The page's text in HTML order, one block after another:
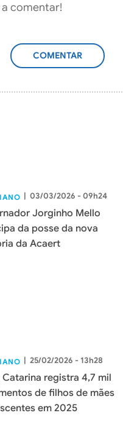
comentar!
ADICIONAR
| 03/03/2026 - 09h24
Jorginho Mello
da posse da nova
da Acaert
| 25/02/2026 - 13h28
Catarina registra 4,7 mil
de filhos de mães
em 2025